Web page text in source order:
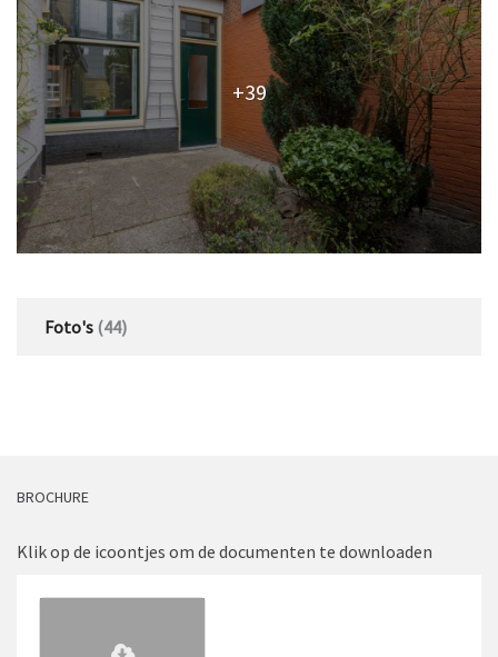
+39
Foto's (44)
BROCHURE
Klik op de icoontjes om de documenten te downloaden